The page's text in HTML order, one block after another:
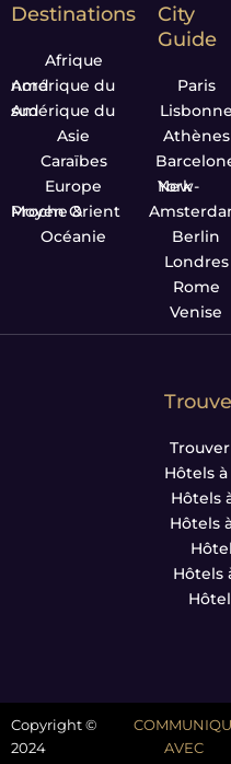
Destinations
Afrique
Amérique du nord
Amérique du sud
Asie
Caraïbes
Europe
Proche & Moyen Orient
Océanie
City
Guide
Paris
Lisbonne
Athènes
New-York
Berlin
Londres
Rome
Venise
Hôtels
Hôtels
Hôtels
Hôtels
Copyright ©
2024
AVEC